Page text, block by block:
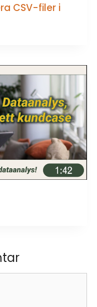
CSV-filer i